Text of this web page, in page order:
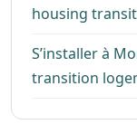
housing
S’installer à
transition